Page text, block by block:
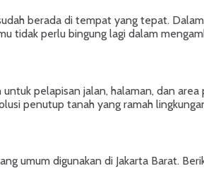
berada di tempat yang tepat.
tidak perlu bingung lagi dalam
pelapisan jalan, halaman, dan
penutup tanah yang ramah
umum digunakan di Jakarta Barat.